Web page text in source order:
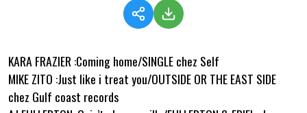
KARA FRAZIER :Coming home/SINGLE chez Self
MIKE ZITO :Just like i treat you/OUTSIDE OR THE EAST SIDE
chez Gulf coast records